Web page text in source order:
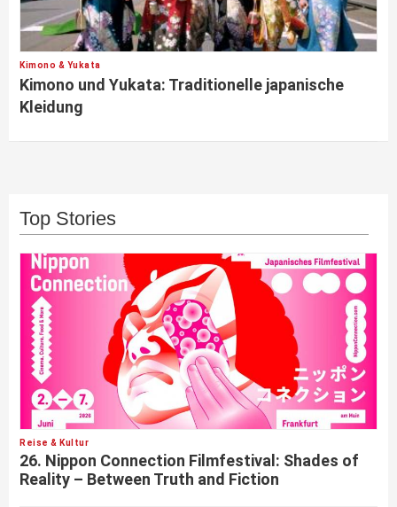
Kimono & Yukata
Kimono und Yukata: Traditionelle japanische
Kleidung
Top Stories
Reise & Kultur
26. Nippon Connection Filmfestival: Shades of
Reality – Between Truth and Fiction